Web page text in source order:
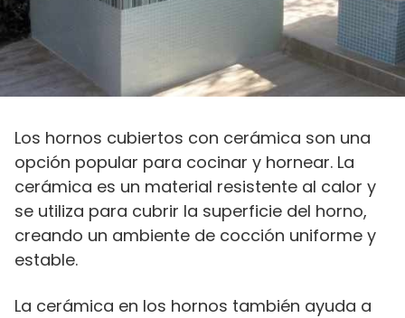
Los hornos cubiertos con cerámica son una
opción popular para cocinar y hornear. La
cerámica es un material resistente al calor y
se utiliza para cubrir la superficie del horno,
creando un ambiente de cocción uniforme y
estable.
La cerámica en los hornos también ayuda a